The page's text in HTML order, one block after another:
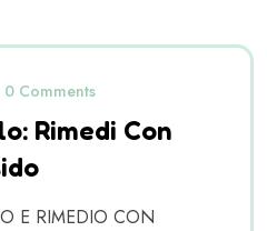
0 Comments
Rimedi Con
E RIMEDIO CON